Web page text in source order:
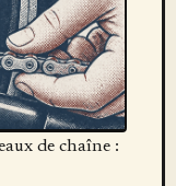
de chaîne :